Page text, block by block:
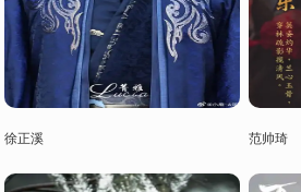
徐正溪 范帅琦